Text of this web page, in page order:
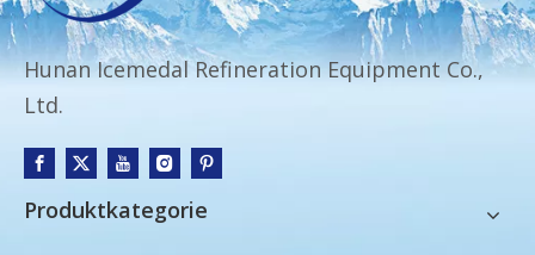
Hunan Icemedal Refineration Equipment Co.,
Ltd.
Produktkategorie